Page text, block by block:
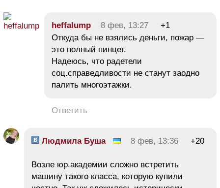
heffalump 8 фев, 13:27
+1
Откуда бы не взялись деньги, пожар —
это полный пинцет.
Надеюсь, что радетели
соц.справедливости не станут заодно
палить многоэтажки.
Ответить
Людмила Буша 8 фев, 13:36 +20
Возле юр.академии сложно встретить
машину такого класса, которую купили